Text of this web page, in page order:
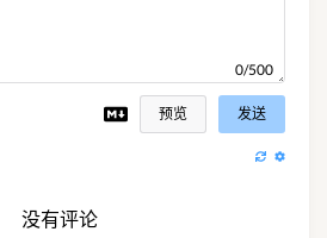
0/500
预览 发送
没有评论